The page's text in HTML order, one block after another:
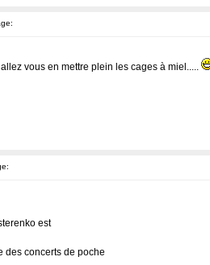
vous en mettre plein les cages à miel.....
est
des concerts de poche